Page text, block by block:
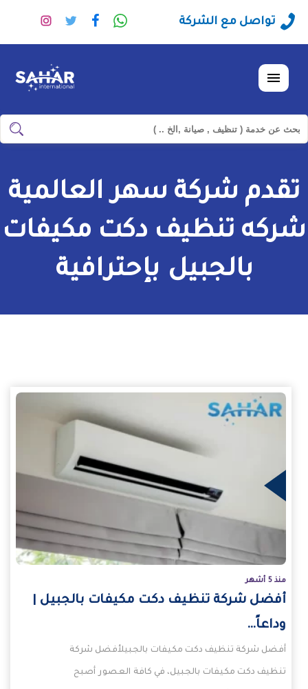
تواصل مع الشركة
راسلنا تابعنا تابعنا
القائمة
ابحث
سهر
العالمية
تقدم شركة سهر العالمية
شركه تنظيف دكت مكيفات
بالجبيل بإحترافية
منذ 5 أشهر
أفضل شركة تنظيف دكت مكيفات بالجبيل |
وداعاً…
أفضل شركة تنظيف دكت مكيفات بالجبيلأفضل شركة
تنظيف دكت مكيفات بالجبيل، في كافة العصور أصبح